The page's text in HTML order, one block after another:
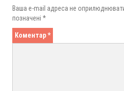
Ваша e-mail адреса не
позначені *
Коментар*